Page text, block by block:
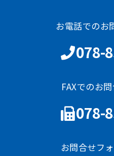
お電話でのお
078-
FAXでのお
078-
お問合せフ